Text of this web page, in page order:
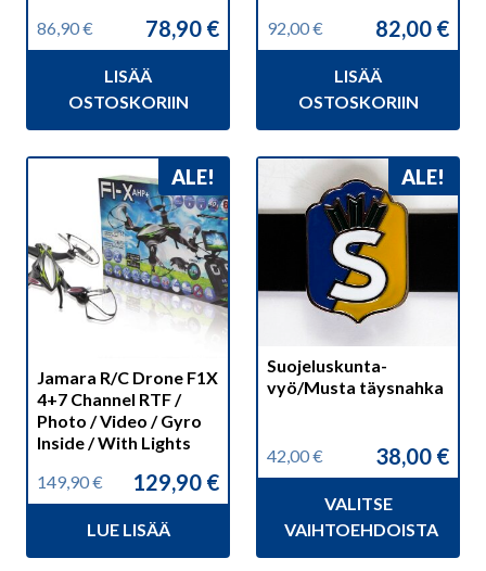
86,90€
Alkuperäinen
hinta
86,90 €.
78,90 €
Nykyinen
hinta
78,90 €.
LISÄÄ
OSTOSKORIIN
92,00€
Alkuperäinen
hinta
92,00 €.
82,00 €
Nykyinen
hinta
82,00 €.
LISÄÄ
OSTOSKORIIN
ALE!
Jamara R/C Drone F1X
4+7 Channel RTF /
Photo / Video / Gyro
Inside / With Lights
149,90€
Alkuperäinen
hinta
149,90 €.
129,90 €
Nykyinen
hinta
129,90 €.
LUE LISÄÄ
ALE!
Suojeluskunta-
vyö/Musta täysnahka
42,00€
Alkuperäinen
hinta
42,00 €.
38,00 €
Nykyinen
hinta
38,00 €.
VALITSE
VAIHTOEHDOISTA
tuotteella
on
muunnelma.
Voit
tuotteen
sivulla.